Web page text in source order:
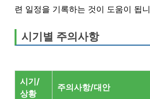
련 일정을 기록하는 것이 도움이 됩
시기별 주의사항
시기/
상황
주의사항/대안